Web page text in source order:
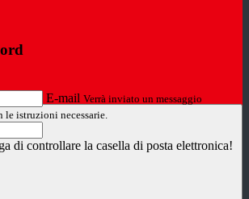
E-mail Verrà inviato un messaggio
istruzioni necessarie.
di controllare la casella di posta elettronica!